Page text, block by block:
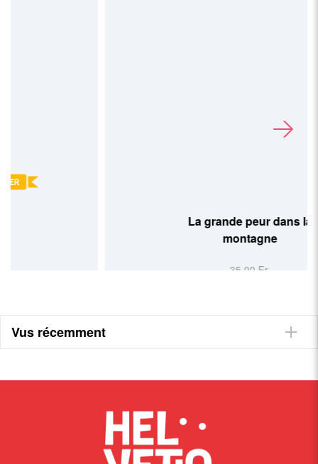
La grande peur dans la
Vus récemment